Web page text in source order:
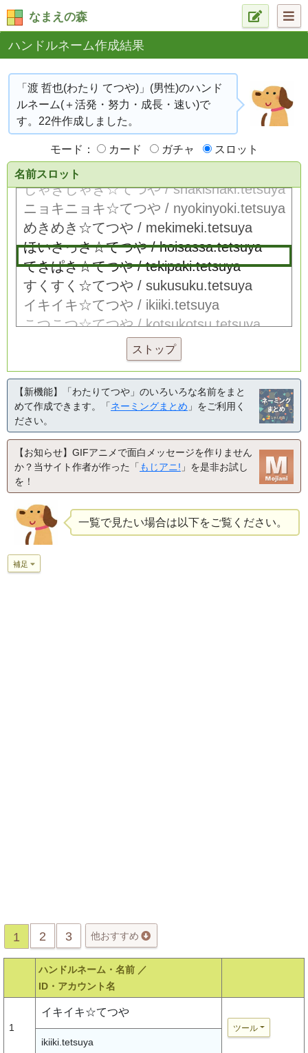
なまえの森
ハンドルネーム作成結果
「渡 哲也(わたり てつや)」(男性)のハンド
ルネーム(＋活発・努力・成長・速い)で
す。22件作成しました。
モード： カード ガチャ スロット
名前スロット
ストップ
【新機能】「わたりてつや」のいろいろな名前をまと
めて作成できます。「ネーミングまとめ 」をご利用く
ださい。
【お知らせ】GIFアニメで面白メッセージを作りません
か？当サイト作者が作った「もじアニ! 」を是非お試し
を！
一覧で見たい場合は以下をご覧ください。
補足
1 2 3 他おすすめ
ハンドルネーム・名前 ／
ID・アカウント名
1
イキイキ☆てつや
ツール
ikiiki.tetsuya